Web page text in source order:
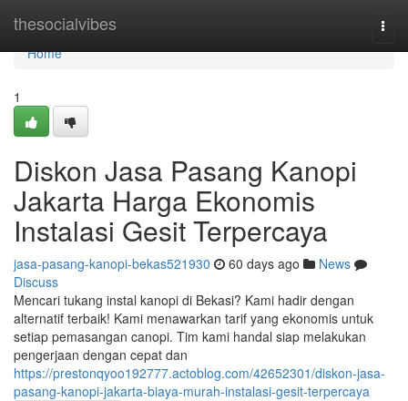
thesocialvibes
Home
Home
1
Diskon Jasa Pasang Kanopi
Jakarta Harga Ekonomis
Instalasi Gesit Terpercaya
jasa-pasang-kanopi-bekas521930 60 days ago
News
Discuss
Mencari tukang instal kanopi di Bekasi? Kami hadir dengan
alternatif terbaik! Kami menawarkan tarif yang ekonomis untuk
setiap pemasangan canopi. Tim kami handal siap melakukan
pengerjaan dengan cepat dan
https://prestonqyoo192777.actoblog.com/42652301/diskon-jasa-
pasang-kanopi-jakarta-biaya-murah-instalasi-gesit-terpercaya